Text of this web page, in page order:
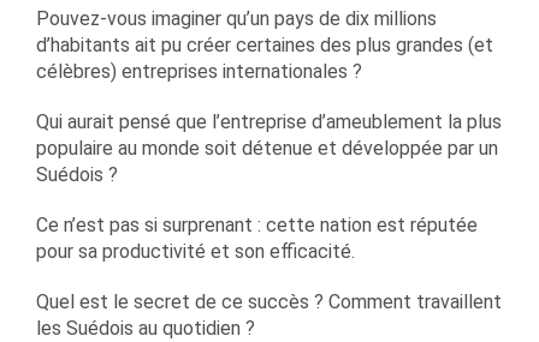
Pouvez-vous imaginer qu’un pays de dix millions
d’habitants ait pu créer certaines des plus grandes (et
célèbres) entreprises internationales ?
Qui aurait pensé que l’entreprise d’ameublement la plus
populaire au monde soit détenue et développée par un
Suédois ?
Ce n’est pas si surprenant : cette nation est réputée
pour sa productivité et son efficacité.
Quel est le secret de ce succès ? Comment travaillent
les Suédois au quotidien ?